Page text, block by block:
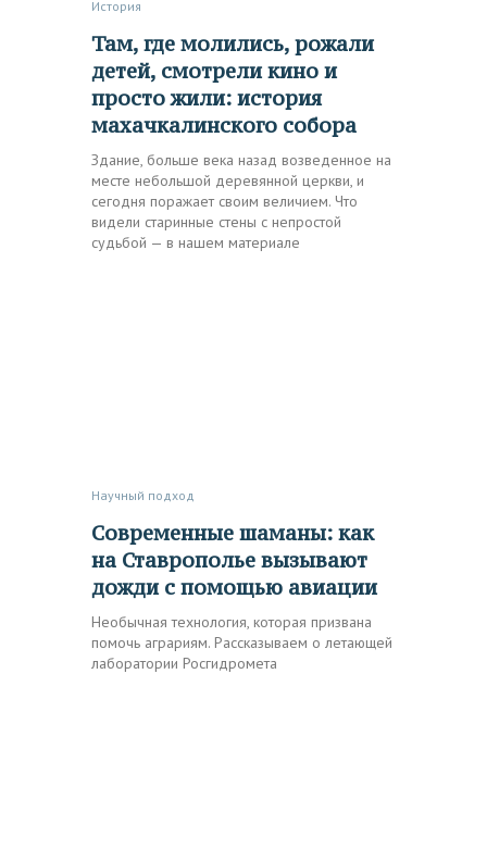
История
Там, где молились, рожали
детей, смотрели кино и
просто жили: история
махачкалинского собора
Здание, больше века назад возведенное на
месте небольшой деревянной церкви, и
сегодня поражает своим величием. Что
видели старинные стены с непростой
судьбой — в нашем материале
Научный подход
Современные шаманы: как
на Ставрополье вызывают
дожди с помощью авиации
Необычная технология, которая призвана
помочь аграриям. Рассказываем о летающей
лаборатории Росгидромета